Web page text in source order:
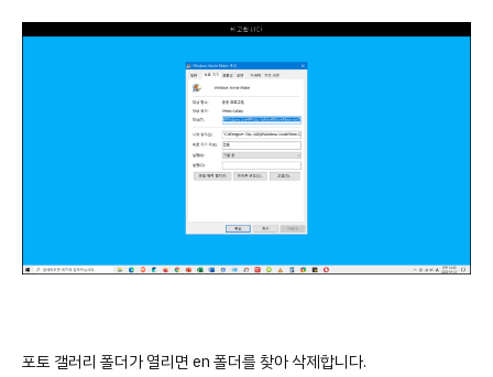
포토 갤러리 폴더가 열리면 en 폴더를 찾아 삭제합니다.